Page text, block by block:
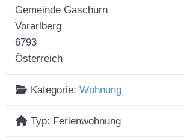
Gemeinde Gaschurn
Vorarlberg
6793
Österreich
Kategorie:Wohnung
Typ: Ferienwohnung